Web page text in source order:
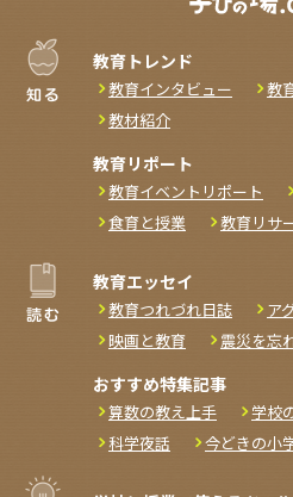
教育トレンド
教育インタビュー 教
教材紹介
教育リポート
教育イベントリポート
食育と授業
教育リサ
教育エッセイ
教育つれづれ日誌
ア
映画と教育
震災を忘
おすすめ特集記事
算数の教え上手 学校
科学夜話
今どきの小